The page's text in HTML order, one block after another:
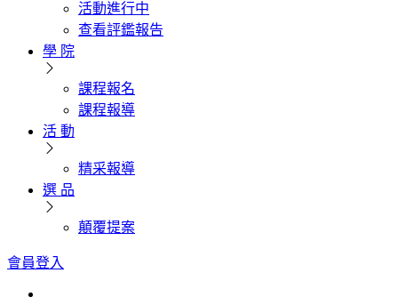
活動進行中
查看評鑑報告
學 院
課程報名
課程報導
活 動
精采報導
選 品
顛覆提案
會員登入